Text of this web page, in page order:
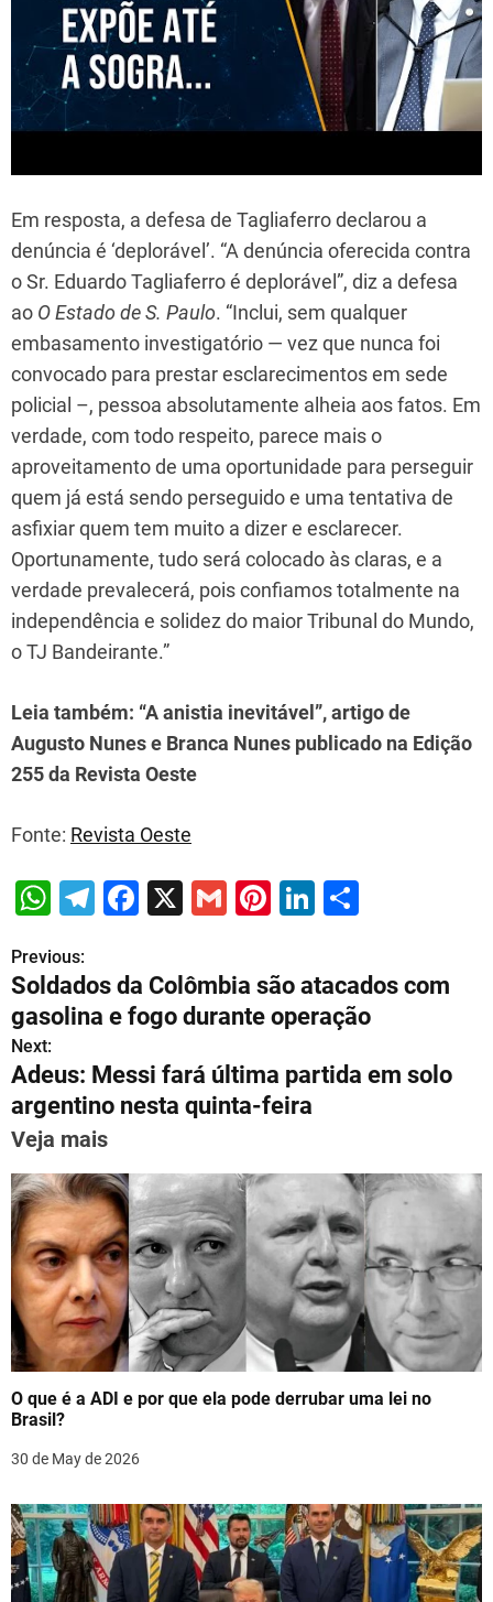
Em resposta, a defesa de Tagliaferro declarou a
denúncia é ‘deplorável’. “A denúncia oferecida contra
o Sr. Eduardo Tagliaferro é deplorável”, diz a defesa
ao O Estado de S. Paulo. “Inclui, sem qualquer
embasamento investigatório — vez que nunca foi
convocado para prestar esclarecimentos em sede
policial –, pessoa absolutamente alheia aos fatos. Em
verdade, com todo respeito, parece mais o
aproveitamento de uma oportunidade para perseguir
quem já está sendo perseguido e uma tentativa de
asfixiar quem tem muito a dizer e esclarecer.
Oportunamente, tudo será colocado às claras, e a
verdade prevalecerá, pois confiamos totalmente na
independência e solidez do maior Tribunal do Mundo,
o TJ Bandeirante.”
Leia também: “A anistia inevitável”, artigo de
Augusto Nunes e Branca Nunes publicado na Edição
255 da Revista Oeste
Fonte: Revista Oeste
W
at
s
A
p
p
T
gr
a
m
F
c
e
b
o
o
X
G
ai
l
Pi
er
e
st
Li
k
e
dI
n
ar
e
P
o
s
t
n
a
v
i
g
a
t
i
o
n
Previous:
Soldados da Colômbia são atacados com
gasolina e fogo durante operação
Next:
Adeus: Messi fará última partida em solo
argentino nesta quinta-feira
Veja mais
O que é a ADI e por que ela pode derrubar uma lei no
Brasil?
30 de May de 2026